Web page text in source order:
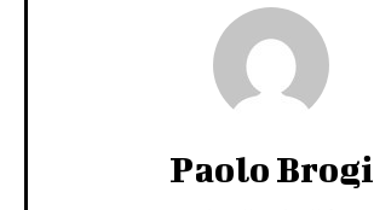
Paolo Brogi